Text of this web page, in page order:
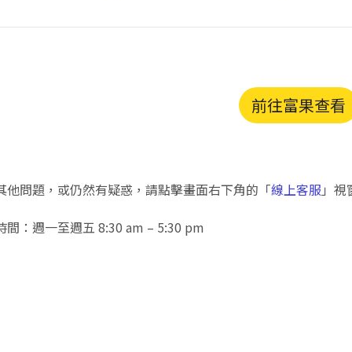
前往富果查看
他問題，或仍然有疑惑，請點擊畫面右下角的「線上客服 」
間：週一至週五 8:30 am – 5:30 pm